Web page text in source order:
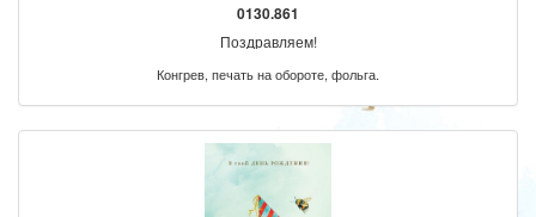
0130.861
Поздравляем!
Конгрев, печать на обороте, фольга.